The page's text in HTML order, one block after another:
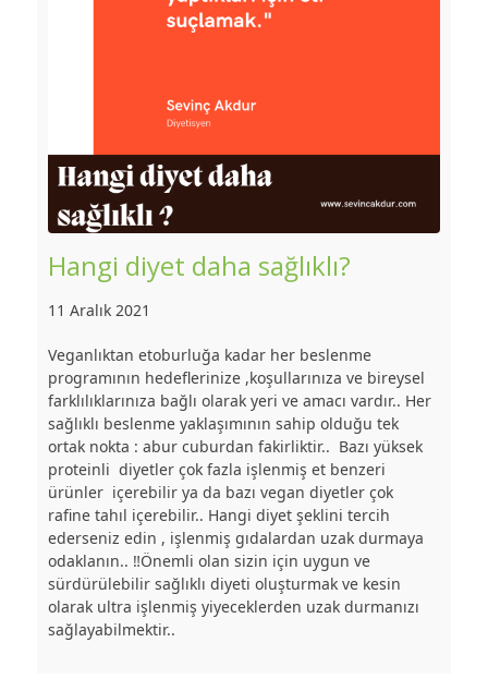
Hangi diyet daha sağlıklı?
11 Aralık 2021
Veganlıktan etoburluğa kadar her beslenme
programının hedeflerinize ,koşullarınıza ve bireysel
farklılıklarınıza bağlı olarak yeri ve amacı vardır.. Her
sağlıklı beslenme yaklaşımının sahip olduğu tek
ortak nokta : abur cuburdan fakirliktir.. Bazı yüksek
proteinli diyetler çok fazla işlenmiş et benzeri
ürünler içerebilir ya da bazı vegan diyetler çok
rafine tahıl içerebilir.. Hangi diyet şeklini tercih
ederseniz edin , işlenmiş gıdalardan uzak durmaya
odaklanın.. ‼️Önemli olan sizin için uygun ve
sürdürülebilir sağlıklı diyeti oluşturmak ve kesin
olarak ultra işlenmiş yiyeceklerden uzak durmanızı
sağlayabilmektir..